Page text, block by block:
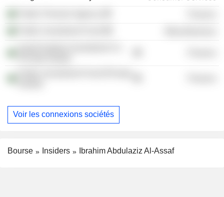
Voir les connexions sociétés
Bourse Insiders Ibrahim Abdulaziz Al-Assaf